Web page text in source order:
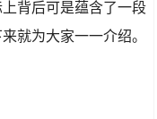
背后可是蕴含了一段
就为大家一一介绍。